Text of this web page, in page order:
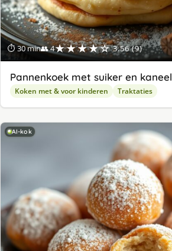
⏱ 30 min👥 4★★★★☆ 3.56 (9)
Pannenkoek met suiker en kaneel
Koken met & voor kinderen Traktaties
AI-kok